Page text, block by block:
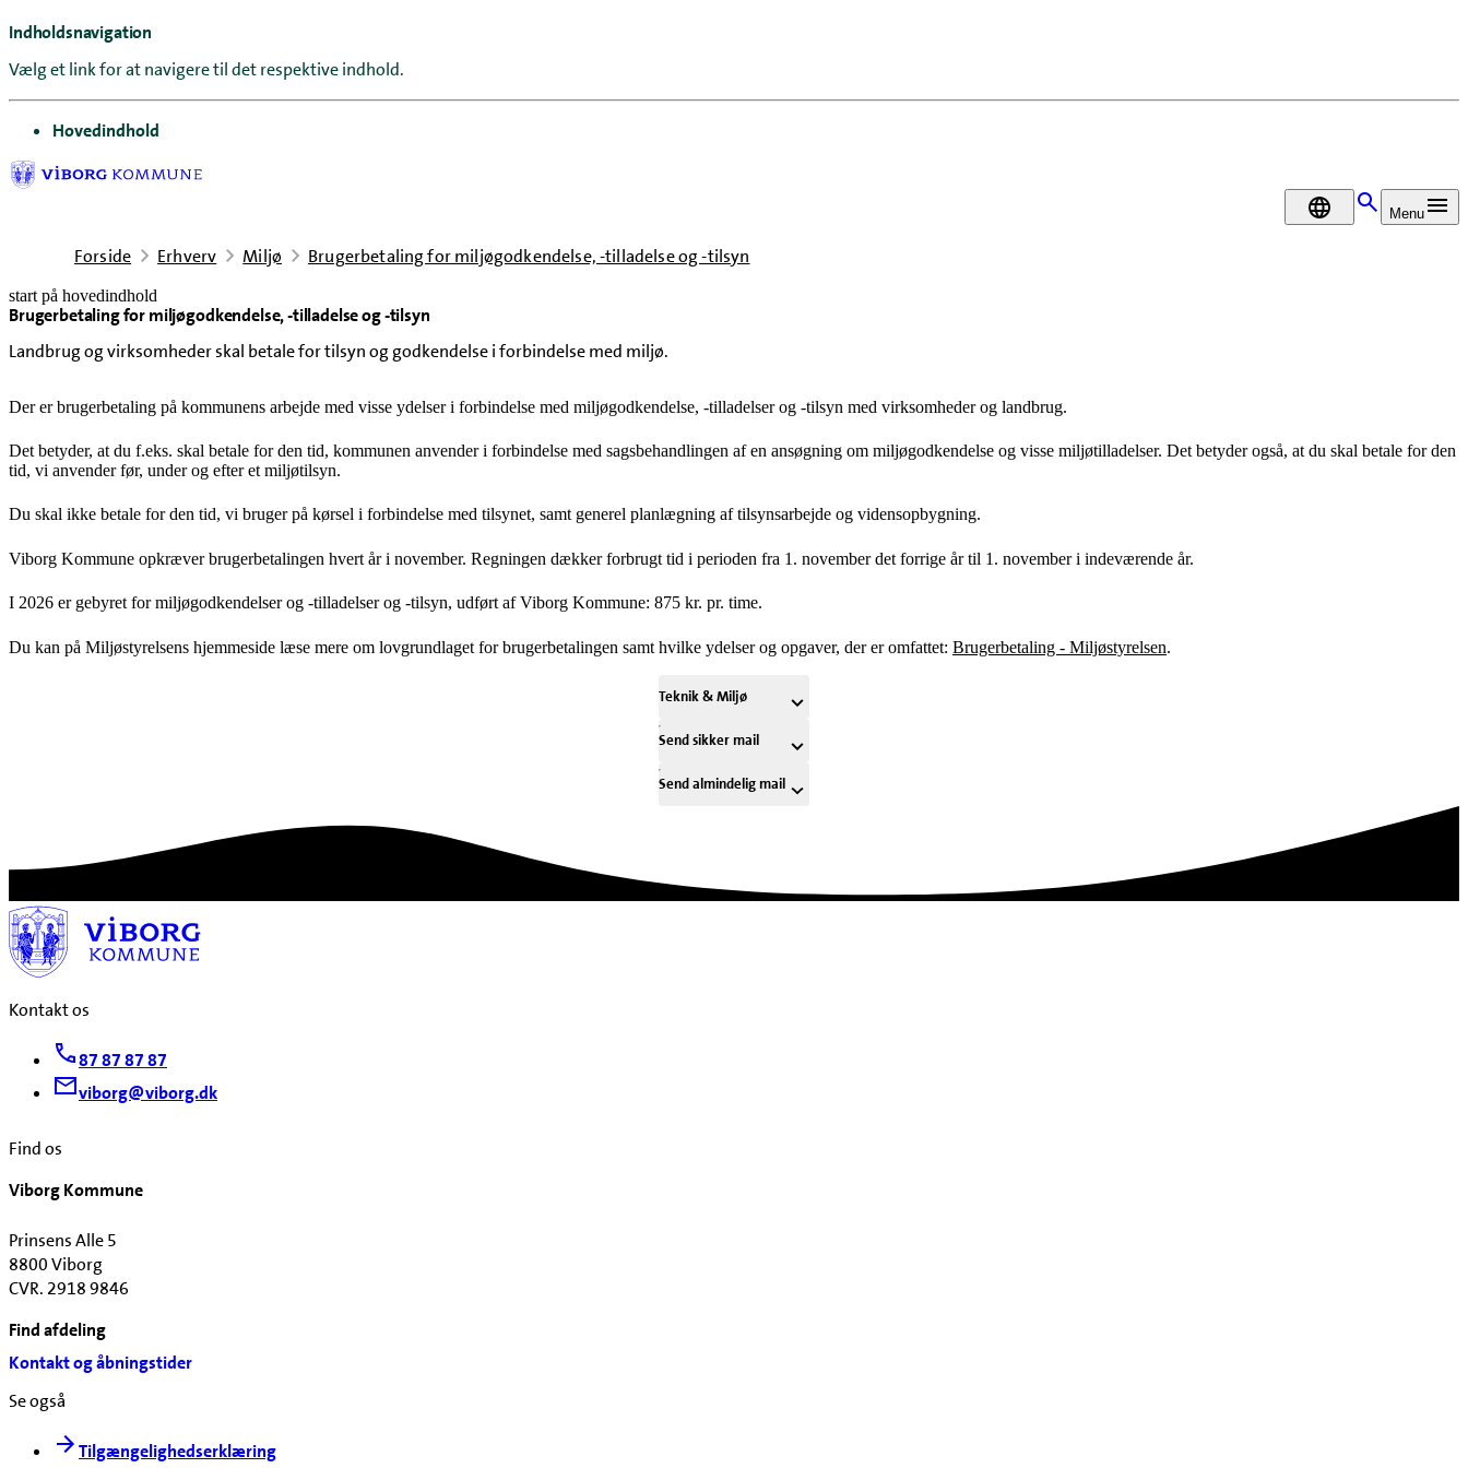
Indholdsnavigation
Vælg et link for at navigere til det respektive indhold.
gå til
Hovedindhold
DA Menu
Forside Erhverv Miljø Brugerbetaling for miljøgodkendelse, -tilladelse og -tilsyn
start på hovedindhold
Brugerbetaling for miljøgodkendelse, -tilladelse og -tilsyn
Landbrug og virksomheder skal betale for tilsyn og godkendelse i forbindelse med miljø.
senest opdateret 21. februar 2025
Der er brugerbetaling på kommunens arbejde med visse ydelser i forbindelse med miljøgodkendelse, -tilladelser og -tilsyn med virksomheder og landbrug.
Det betyder, at du f.eks. skal betale for den tid, kommunen anvender i forbindelse med sagsbehandlingen af en ansøgning om miljøgodkendelse og visse miljøtilladelser. Det betyder også, at du skal betale for den
tid, vi anvender før, under og efter et miljøtilsyn.
Du skal ikke betale for den tid, vi bruger på kørsel i forbindelse med tilsynet, samt generel planlægning af tilsynsarbejde og vidensopbygning.
Viborg Kommune opkræver brugerbetalingen hvert år i november. Regningen dækker forbrugt tid i perioden fra 1. november det forrige år til 1. november i indeværende år.
I 2026 er gebyret for miljøgodkendelser og -tilladelser og -tilsyn, udført af Viborg Kommune: 875 kr. pr. time.
Du kan på Miljøstyrelsens hjemmeside læse mere om lovgrundlaget for brugerbetalingen samt hvilke ydelser og opgaver, der er omfattet: Brugerbetaling - Miljøstyrelsen.
Teknik & Miljø
Send sikker mail
Send almindelig mail
Kontakt os
87 87 87 87
viborg@viborg.dk
Find os
Viborg Kommune
Prinsens Alle 5
8800 Viborg
CVR. 2918 9846
Find afdeling
Kontakt og åbningstider
Se også
Tilgængelighedserklæring